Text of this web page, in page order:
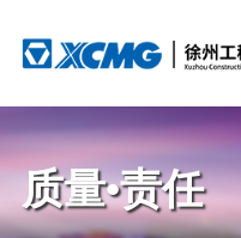
关于我们
学院概况
学院理念
发展历程
教学科研
一体化教学
教科研成果
培训鉴定
走进培训中心
培训服务
培训动态
招生就业
专业介绍
报考指南
奖助学金
学生发展
团队自主管理
徐工特色素质教育
“我行”我秀
交流合作
联合办学
国际交流
技能校园
大赛足迹
大赛资讯
技能秀场
互动专区
人文校园
品牌刊物
媒体视点
质量•责任